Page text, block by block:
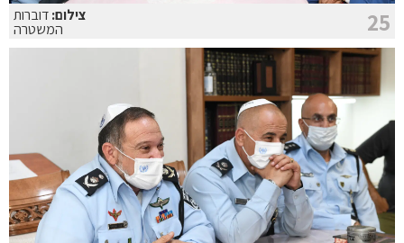
25 צילום:דוברות
המשטרה